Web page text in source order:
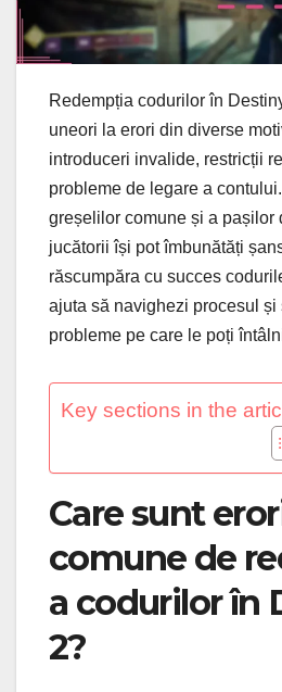
Redempția codurilor în
uneori la erori din diverse
introduceri invalide, restricții
probleme de legare a
greșelilor comune și a pașilor
jucătorii își pot îmbunătăți
răscumpăra cu succes
ajuta să navighezi procesul și
probleme pe care le poți
Key sections in the
Care sunt
comune de
a codurilor în
2?